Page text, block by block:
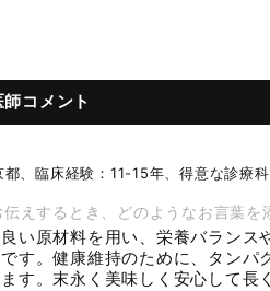
コメント
都、臨床経験：11-15年、得意な診療
えするとき、どのようなお言葉を
い原材料を用い、栄養バラン
す。健康維持のために、タン
す。末永く美味しく安心して長